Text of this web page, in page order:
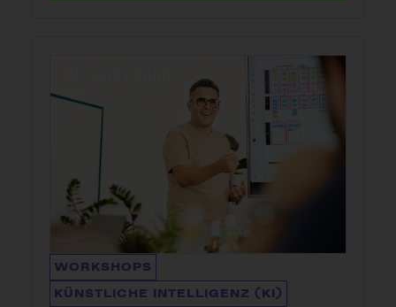
WORKSHOPS
KÜNSTLICHE INTELLIGENZ (KI)